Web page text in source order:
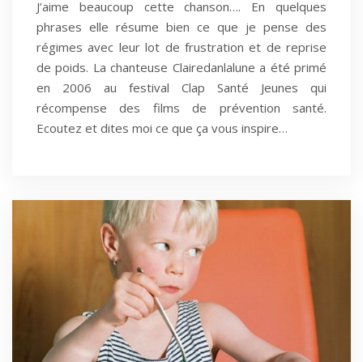
J’aime beaucoup cette chanson…. En quelques
phrases elle résume bien ce que je pense des
régimes avec leur lot de frustration et de reprise
de poids. La chanteuse Clairedanlalune a été primé
en 2006 au festival Clap Santé Jeunes qui
récompense des films de prévention santé.
Ecoutez et dites moi ce que ça vous inspire…